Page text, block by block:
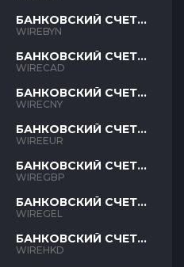
БАНКОВСКИЙ СЧЕТ
BYN
WIREBYN
БАНКОВСКИЙ СЧЕТ
CAD
WIRECAD
БАНКОВСКИЙ СЧЕТ
CNY
WIRECNY
БАНКОВСКИЙ СЧЕТ
EUR
WIREEUR
БАНКОВСКИЙ СЧЕТ
GBP
WIREGBP
БАНКОВСКИЙ СЧЕТ
GEL
WIREGEL
БАНКОВСКИЙ СЧЕТ
HKD
WIREHKD